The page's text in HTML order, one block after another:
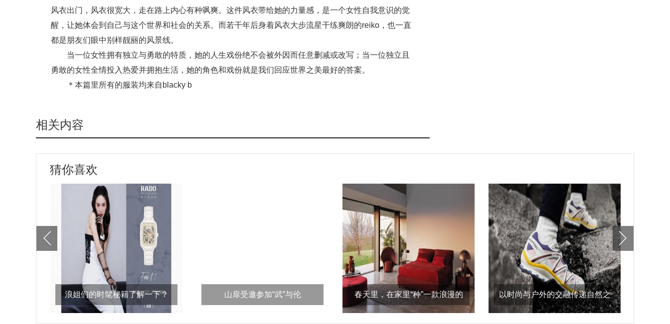
风衣出门，风衣很宽大，走在路上内心有种飒爽。这件风衣带给她的力量感，是一个女性自我意识的觉
醒，让她体会到自己与这个世界和社会的关系。而若干年后身着风衣大步流星干练爽朗的reiko，也一直
都是朋友们眼中别样靓丽的风景线。
当一位女性拥有独立与勇敢的特质，她的人生戏份绝不会被外因而任意删减或改写；当一位独立且
勇敢的女性全情投入热爱并拥抱生活，她的角色和戏份就是我们回应世界之美最好的答案。
＊本篇里所有的服装均来自blacky b
相关内容
猜你喜欢
浪姐们的时髦秘籍了解一下？ 山扉受邀参加“武”与伦 春天里，在家里“种”一款浪漫的
家具
以时尚与户外的交融传递自然之
意，salomon